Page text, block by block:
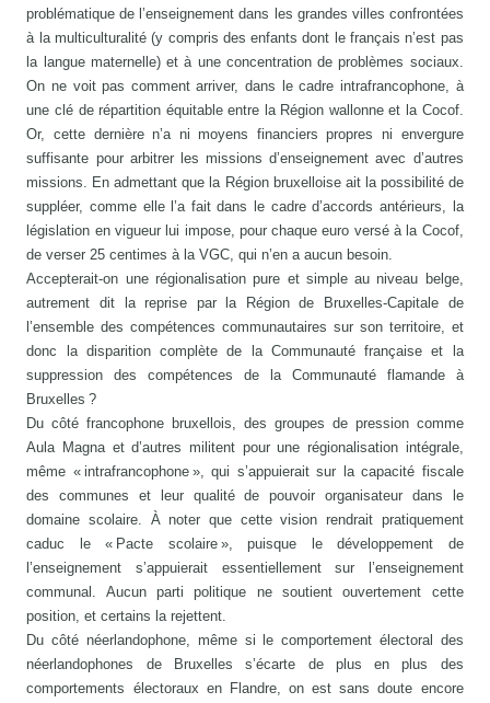
problématique de l’enseignement dans les grandes villes confrontées
à la multiculturalité (y compris des enfants dont le français n’est pas
la langue maternelle) et à une concentration de problèmes sociaux.
On ne voit pas comment arriver, dans le cadre intrafrancophone, à
une clé de répartition équitable entre la Région wallonne et la Cocof.
Or, cette dernière n’a ni moyens financiers propres ni envergure
suffisante pour arbitrer les missions d’enseignement avec d’autres
missions. En admettant que la Région bruxelloise ait la possibilité de
suppléer, comme elle l’a fait dans le cadre d’accords antérieurs, la
législation en vigueur lui impose, pour chaque euro versé à la Cocof,
de verser 25 centimes à la VGC, qui n’en a aucun besoin.
Accepterait-on une régionalisation pure et simple au niveau belge,
autrement dit la reprise par la Région de Bruxelles-Capitale de
l’ensemble des compétences communautaires sur son territoire, et
donc la disparition complète de la Communauté française et la
suppression des compétences de la Communauté flamande à
Bruxelles ?
Du côté francophone bruxellois, des groupes de pression comme
Aula Magna et d’autres militent pour une régionalisation intégrale,
même « intrafrancophone », qui s’appuierait sur la capacité fiscale
des communes et leur qualité de pouvoir organisateur dans le
domaine scolaire. À noter que cette vision rendrait pratiquement
caduc le « Pacte scolaire », puisque le développement de
l’enseignement s’appuierait essentiellement sur l’enseignement
communal. Aucun parti politique ne soutient ouvertement cette
position, et certains la rejettent.
Du côté néerlandophone, même si le comportement électoral des
néerlandophones de Bruxelles s’écarte de plus en plus des
comportements électoraux en Flandre, on est sans doute encore